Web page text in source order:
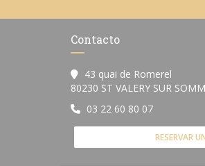
Contacto
43 quai de Romerel
80230 ST VALERY SUR
03 22 60 80 07
RESERVAR